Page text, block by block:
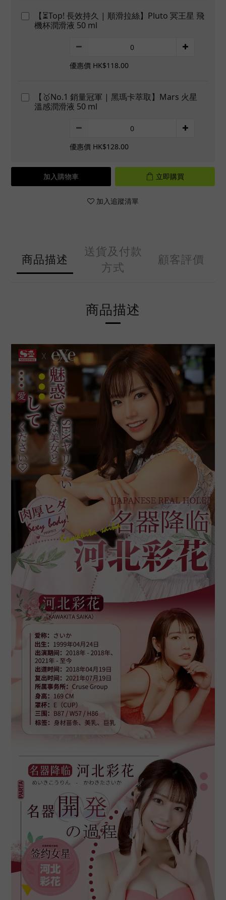
【⏳Top! 長效持久 | 順滑拉絲】Pluto 冥王星 飛
機杯潤滑液 50 ml
優惠價 HK$118.00
【🥇No.1 銷量冠軍 | 黑瑪卡萃取】Mars 火星
溫感潤滑液 50 ml
優惠價 HK$128.00
加入購物車 立即購買
加入追蹤清單
商品描述
送貨及付款
方式
顧客評價
商品描述